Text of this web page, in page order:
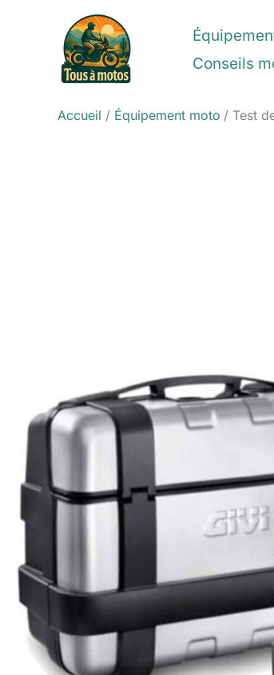
Conseils
Accueil Équipement moto Test